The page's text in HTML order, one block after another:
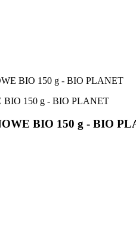
BIO 150 g - BIO PLANET
BIO 150 g - BIO